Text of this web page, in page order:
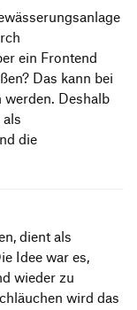
ein Frontend
Das kann bei
werden. Deshalb
die
dient als
Idee war es,
wieder zu
wird das